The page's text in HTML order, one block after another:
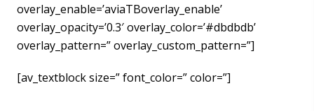
overlay_enable=’aviaTBoverlay_enable’
overlay_opacity=’0.3′ overlay_color=’#dbdbdb’
overlay_pattern=” overlay_custom_pattern=”]
[av_textblock size=” font_color=” color=”]